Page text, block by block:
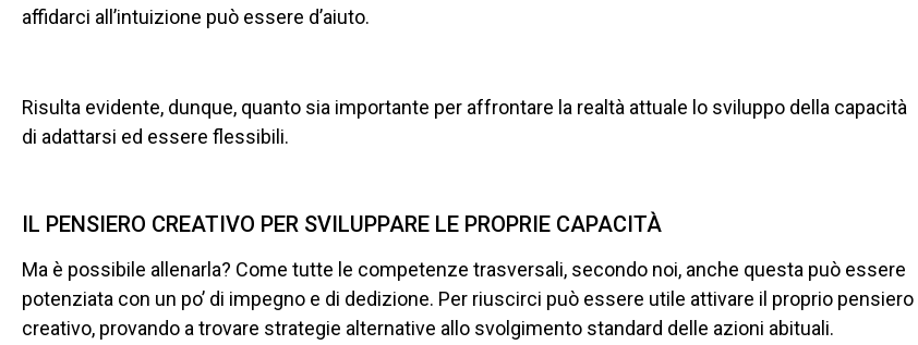
affidarci all’intuizione può essere d’aiuto.
Risulta evidente, dunque, quanto sia importante per affrontare la realtà attuale lo sviluppo della capacità
di adattarsi ed essere flessibili.
IL PENSIERO CREATIVO PER SVILUPPARE LE PROPRIE CAPACITÀ
Ma è possibile allenarla? Come tutte le competenze trasversali, secondo noi, anche questa può essere
potenziata con un po’ di impegno e di dedizione. Per riuscirci può essere utile attivare il proprio pensiero
creativo, provando a trovare strategie alternative allo svolgimento standard delle azioni abituali.